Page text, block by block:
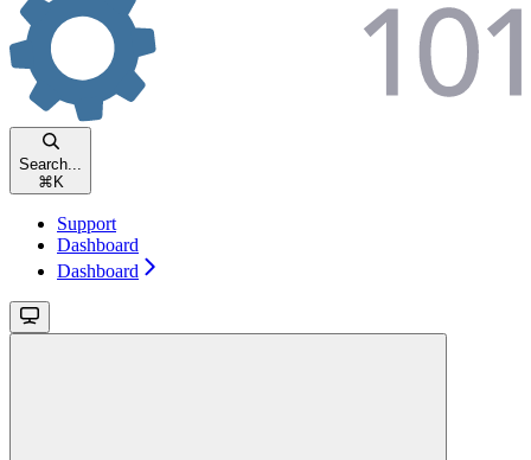
Search...
⌘K
Support
Dashboard
Dashboard